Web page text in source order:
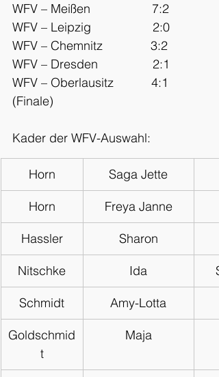
WFV – Meißen                  7:2
WFV – Leipzig                  2:0
WFV – Chemnitz              3:2
WFV – Dresden                2:1
WFV – Oberlausitz           4:1
(Finale)
Kader der WFV-Auswahl:
Horn Saga Jette
Horn Freya Janne
Hassler Sharon
Nitschke Ida
Schmidt Amy-Lotta
Goldschmid
t
Maja